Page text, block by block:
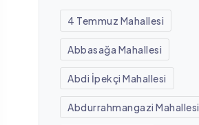
4 Temmuz Mahallesi
Abbasağa Mahallesi
Abdi İpekçi Mahallesi
Abdurrahmangazi Mahallesi